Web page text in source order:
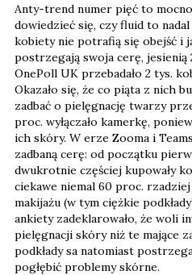
Anty-trend numer pięć to mocno
dowiedzieć się, czy fluid to
kobiety nie potrafią się obejść i
postrzegają swoja cerę,
OnePoll UK przebadało 2 tys.
Okazało się, że co piąta z nich
zadbać o pielęgnację twarzy
proc. wyłączało kamerkę,
ich skóry. W erze Zooma i
zadbaną cerę: od początku
dwukrotnie częściej kupowały
ciekawe niemal 60 proc.
makijażu (w tym ciężkie
ankiety zadeklarowało, że woli
pielęgnacji skóry niż te mające
podkłady sa natomiast
pogłębić problemy skórne.